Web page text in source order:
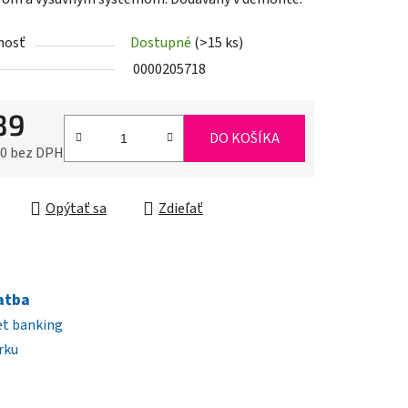
Dostupné (>15 ks)
0000205718
bez DPH
DO KOŠÍKA
Opýtať sa Zdieľať
banking